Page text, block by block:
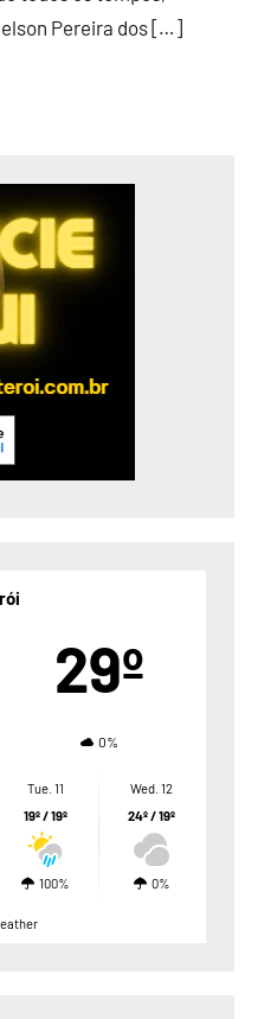
Pereira dos […]
29º
0%
Tue. 11
19º / 19º
100%
Wed. 12
24º / 19º
0%